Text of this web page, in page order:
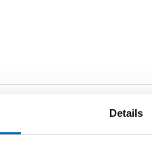
Details
16x2,5mm L:2285,0mm